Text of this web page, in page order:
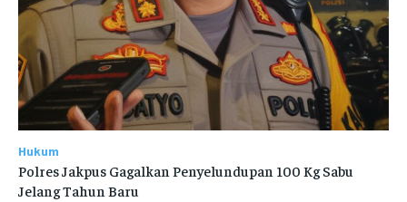
Hukum
Polres Jakpus Gagalkan Penyelundupan 100 Kg Sabu
Jelang Tahun Baru